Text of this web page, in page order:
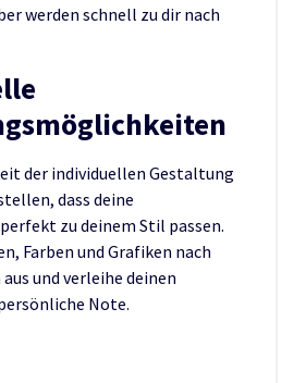
werden schnell zu dir nach
der individuellen Gestaltung
dass deine
zu deinem Stil passen.
Farben und Grafiken nach
und verleihe deinen
Note.